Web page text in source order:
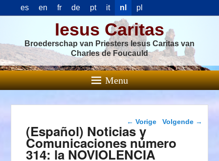
es en fr de pt it nl pl
Iesus Caritas
Broederschap van Priesters Iesus Caritas van
Charles de Foucauld
Menu
Berichtnavigatie
← Vorige Volgende →
(Español) Noticias y
Comunicaciones número
314: la NOVIOLENCIA